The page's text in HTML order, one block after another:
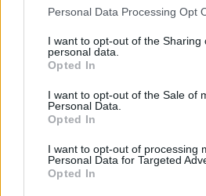
Personal Data Processing Opt
I want to opt-out of the Sharing
personal data.
Opted In
I want to opt-out of the Sale of
Personal Data.
Opted In
I want to opt-out of processing
Personal Data for Targeted
Opted In
Експерти: